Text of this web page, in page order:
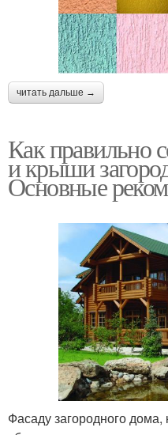
читать дальше →
Как правильно
и крыши
Основные
Фасаду загородного дома,